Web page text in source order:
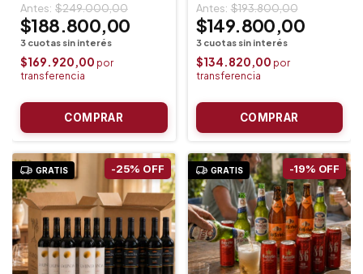
$188.800,00
$249.000,00
$169.920,00
$149.800,00
$193.800,00
$134.820,00
GRATIS -25% OFF GRATIS -19% OFF